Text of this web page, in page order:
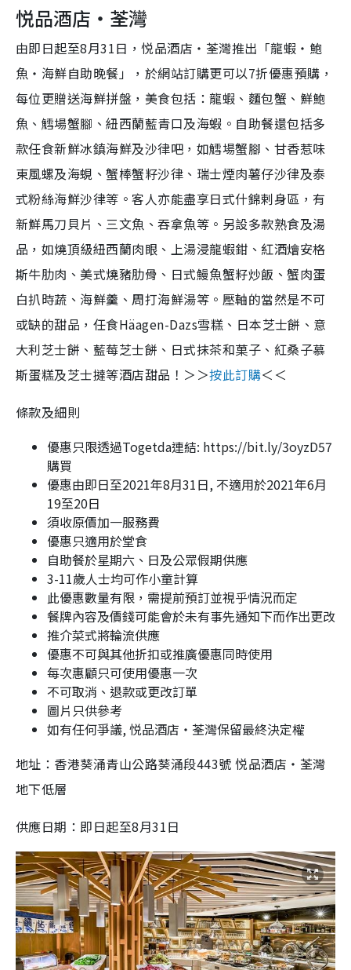
悦品酒店‧荃灣
由即日起至8月31日，悦品酒店‧荃灣推出「龍蝦‧鮑
魚‧海鮮自助晚餐」，於網站訂購更可以7折優惠預購，
每位更贈送海鮮拼盤，美食包括：龍蝦、麵包蟹、鮮鮑
魚、鱈場蟹腳、紐西蘭藍青口及海蝦。自助餐還包括多
款任食新鮮冰鎮海鮮及沙律吧，如鱈場蟹腳、甘香惹味
東風螺及海蜆、蟹棒蟹籽沙律、瑞士煙肉薯仔沙律及泰
式粉絲海鮮沙律等。客人亦能盡享日式什錦剌身區，有
新鮮馬刀貝片、三文魚、吞拿魚等。另設多款熟食及湯
品，如燒頂級紐西蘭肉眼、上湯浸龍蝦鉗、紅酒燴安格
斯牛肋肉、美式燒豬肋骨、日式鰻魚蟹籽炒飯、蟹肉蛋
白扒時蔬、海鮮羹、周打海鮮湯等。壓軸的當然是不可
或缺的甜品，任食Häagen-Dazs雪糕、日本芝士餅、意
大利芝士餅、藍莓芝士餅、日式抹茶和菓子、紅桑子慕
斯蛋糕及芝士撻等酒店甜品！＞＞按此訂購＜＜
條款及細則
優惠只限透過Togetda連結: https://bit.ly/3oyzD57
購買
優惠由即日至2021年8月31日, 不適用於2021年6月
19至20日
須收原價加一服務費
優惠只適用於堂食
自助餐於星期六、日及公眾假期供應
3-11歲人士均可作小童計算
此優惠數量有限，需提前預訂並視乎情況而定
餐牌內容及價錢可能會於未有事先通知下而作出更改
推介菜式將輪流供應
優惠不可與其他折扣或推廣優惠同時使用
每次惠顧只可使用優惠一次
不可取消、退款或更改訂單
圖片只供參考
如有任何爭議, 悦品酒店‧荃灣保留最終決定權
地址：香港葵涌青山公路葵涌段443號 悦品酒店‧荃灣
地下低層
供應日期：即日起至8月31日